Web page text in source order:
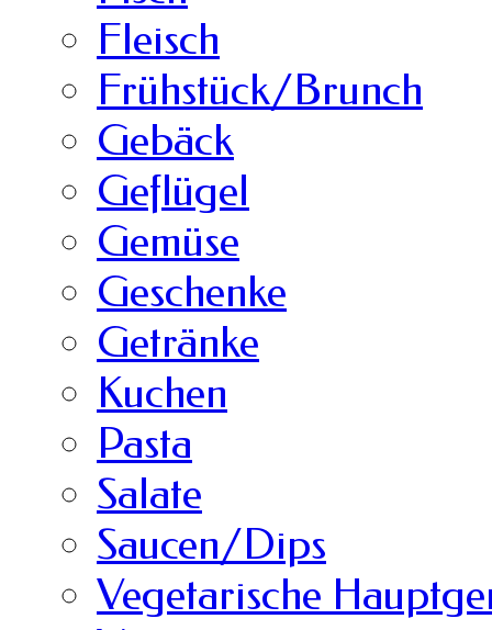
Fleisch
Frühstück/Brunch
Gebäck
Geflügel
Gemüse
Geschenke
Getränke
Kuchen
Pasta
Salate
Saucen/Dips
Vegetarische